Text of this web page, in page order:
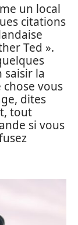
un local
citations
Ted ».
saisir la
vous
dites
tout
si vous